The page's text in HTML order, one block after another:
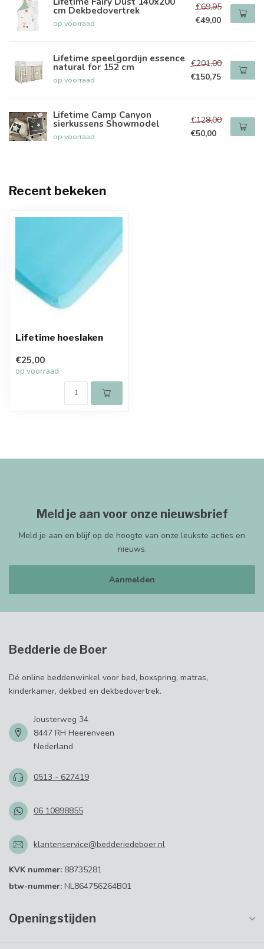
cm Dekbedovertrek
op voorraad
€69,95
€49,00
Lifetime speelgordijn essence
natural for 152 cm
op voorraad
€201,00
€150,75
Lifetime Camp Canyon
sierkussens Showmodel
op voorraad
€128,00
€50,00
Recent bekeken
Lifetime hoeslaken
€25,00
op voorraad
Meld je aan voor onze nieuwsbrief
Meld je aan en blijf op de hoogte van onze leukste acties en
nieuws.
Aanmelden
Bedderie de Boer
Dé online beddenwinkel voor bed, boxspring, matras,
kinderkamer, dekbed en dekbedovertrek.
Jousterweg 34
8447 RH Heerenveen
Nederland
0513 - 627419
06 10898855
klantenservice@bedderiedeboer.nl
KVK nummer: 88735281
btw-nummer: NL864756264B01
Openingstijden